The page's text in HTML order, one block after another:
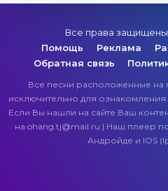
Все права защищены,
Помощь
Реклама
Обратная связь
Все песни расположенные на
исключительно для
Если Вы нашли на сайте Ваш
на ohang.tj@mail.ru | Наш плеер
Андройде и IOS